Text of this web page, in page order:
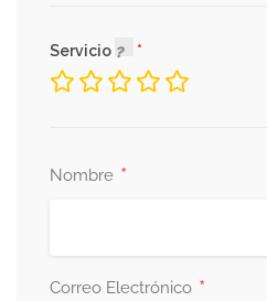
Servicio
Nombre *
Correo Electrónico *